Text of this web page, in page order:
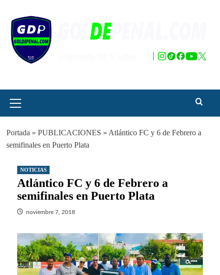
contenido
principal
Portada » PUBLICACIONES » Atlántico FC y 6 de Febrero a
semifinales en Puerto Plata
NOTICIAS
Atlántico FC y 6 de Febrero a
semifinales en Puerto Plata
noviembre 7, 2018